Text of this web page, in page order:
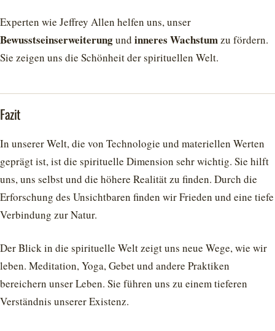
Experten wie Jeffrey Allen helfen uns, unser
Bewusstseinserweiterungund inneres Wachstum zu fördern.
Sie zeigen uns die Schönheit der spirituellen Welt.
Fazit
In unserer Welt, die von Technologie und materiellen Werten
geprägt ist, ist die spirituelle Dimension sehr wichtig. Sie hilft
uns, uns selbst und die höhere Realität zu finden. Durch die
Erforschung des Unsichtbaren finden wir Frieden und eine tiefe
Verbindung zur Natur.
Der Blick in die spirituelle Welt zeigt uns neue Wege, wie wir
leben. Meditation, Yoga, Gebet und andere Praktiken
bereichern unser Leben. Sie führen uns zu einem tieferen
Verständnis unserer Existenz.